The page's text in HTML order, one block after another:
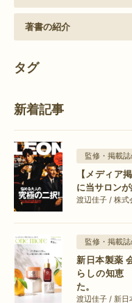
著書の紹介
タグ
新着記事
監修・掲載
【メディア
に当サロン
渡辺佳子 / 株
監修・掲載
新日本製薬
らしの知恵
た。
渡辺佳子 / 新